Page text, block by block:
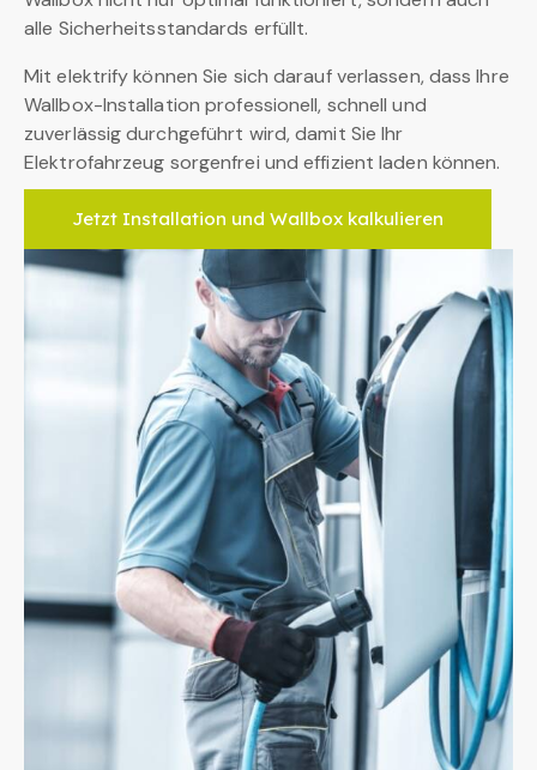
alle Sicherheitsstandards erfüllt.
Mit elektrify können Sie sich darauf verlassen, dass Ihre
Wallbox-Installation professionell, schnell und
zuverlässig durchgeführt wird, damit Sie Ihr
Elektrofahrzeug sorgenfrei und effizient laden können.
Jetzt Installation und Wallbox kalkulieren